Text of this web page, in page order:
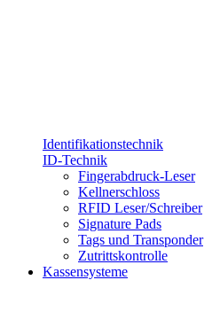
Identifikationstechnik
ID-Technik
Fingerabdruck-Leser
Kellnerschloss
RFID Leser/Schreiber
Signature Pads
Tags und Transponder
Zutrittskontrolle
Kassensysteme